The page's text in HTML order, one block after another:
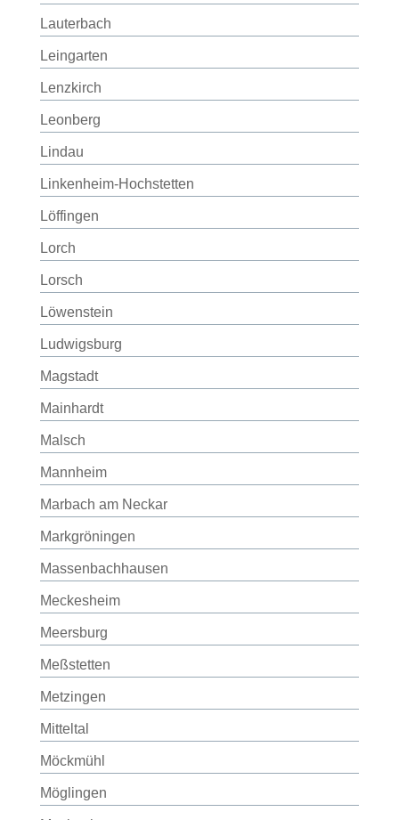
Lauterbach
Leingarten
Lenzkirch
Leonberg
Lindau
Linkenheim-Hochstetten
Löffingen
Lorch
Lorsch
Löwenstein
Ludwigsburg
Magstadt
Mainhardt
Malsch
Mannheim
Marbach am Neckar
Markgröningen
Massenbachhausen
Meckesheim
Meersburg
Meßstetten
Metzingen
Mitteltal
Möckmühl
Möglingen